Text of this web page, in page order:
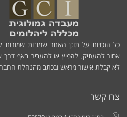
כל הזכויות על תוכן האתר שמורות שמורות
אסור להעתיק, להפיץ או להעביר באף
לא קבלת אישור מראש ובכתב מהנהלת
צרו קשר